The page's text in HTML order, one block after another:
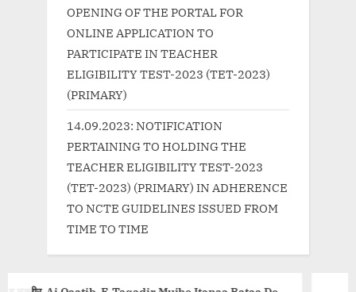
OPENING OF THE PORTAL FOR
ONLINE APPLICATION TO
PARTICIPATE IN TEACHER
ELIGIBILITY TEST-2023 (TET-2023)
(PRIMARY)
14.09.2023: NOTIFICATION
PERTAINING TO HOLDING THE
TEACHER ELIGIBILITY TEST-2023
(TET-2023) (PRIMARY) IN ADHERENCE
TO NCTE GUIDELINES ISSUED FROM
TIME TO TIME